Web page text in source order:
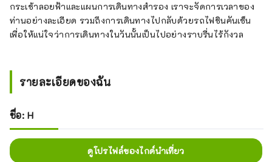
กระเช้าลอยฟ้าและแผนการเดินทางสำรอง เราจะจัดการเวลาของ
ท่านอย่างละเอียด รวมถึงการเดินทางไปกลับด้วยรถไฟชินคันเซ็น
เพื่อให้แน่ใจว่าการเดินทางในวันนั้นเป็นไปอย่างราบรื่นไร้กังวล
รายละเอียดของฉัน
ชื่อ: H
ดูโปรไฟล์ของไกด์นำเที่ยว